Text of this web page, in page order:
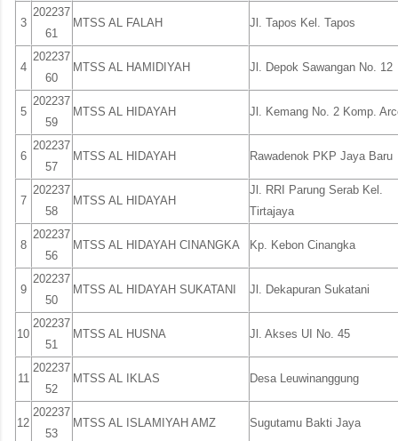
3
202237
61
MTSS AL FALAH Jl. Tapos Kel. Tapos
4
202237
60
MTSS AL HAMIDIYAH Jl. Depok Sawangan No. 12
5
202237
59
MTSS AL HIDAYAH Jl. Kemang No. 2 Komp.
6
202237
57
MTSS AL HIDAYAH Rawadenok PKP Jaya Baru
7
202237
58
MTSS AL HIDAYAH
Jl. RRI Parung Serab Kel.
Tirtajaya
8
202237
56
MTSS AL HIDAYAH CINANGKA Kp. Kebon Cinangka
9
202237
50
MTSS AL HIDAYAH SUKATANI Jl. Dekapuran Sukatani
10
202237
51
MTSS AL HUSNA Jl. Akses UI No. 45
11
202237
52
MTSS AL IKLAS Desa Leuwinanggung
12
202237
53
MTSS AL ISLAMIYAH AMZ Sugutamu Bakti Jaya